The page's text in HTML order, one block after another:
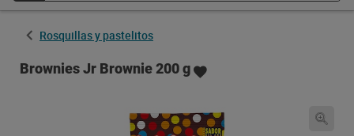
Rosquillas y pastelitos
Brownies Jr Brownie 200 g